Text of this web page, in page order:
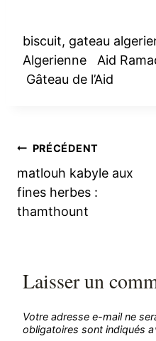
biscuit, gateau
Algerienne Aid
Gâteau de l’Aid
Navigation
de
l’article
PRÉCÉDENT
matlouh kabyle aux
fines herbes :
thamthount
Laisser un
Votre adresse e-mail ne
obligatoires sont indiqués